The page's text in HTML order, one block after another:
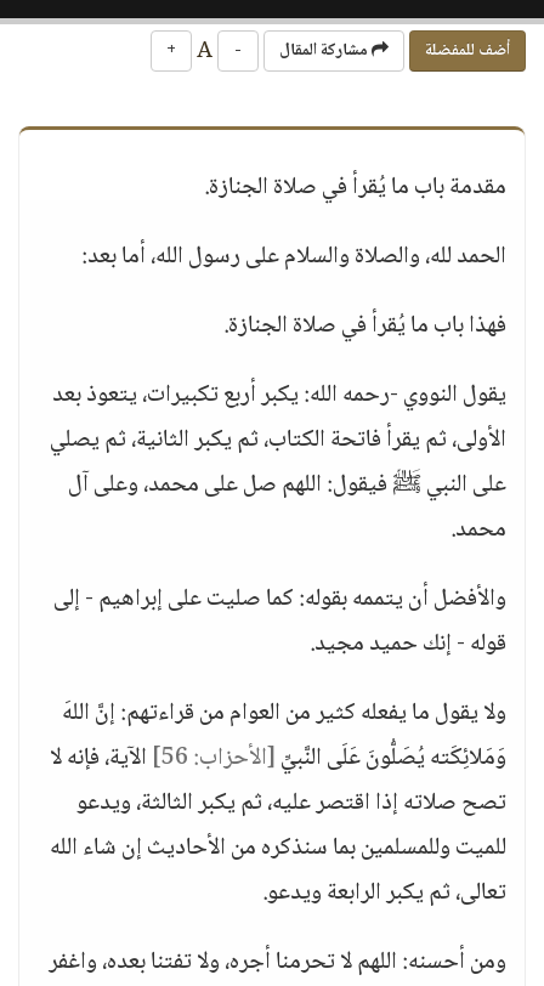
أضف للمفضلة مشاركة المقال -
+
مقدمة باب ما يُقرأ في صلاة الجنازة.
الحمد لله، والصلاة والسلام على رسول الله، أما بعد:
فهذا باب ما يُقرأ في صلاة الجنازة.
يقول النووي -رحمه الله: يكبر أربع تكبيرات، يتعوذ بعد
الأولى، ثم يقرأ فاتحة الكتاب، ثم يكبر الثانية، ثم يصلي
على النبي ﷺ فيقول: اللهم صل على محمد، وعلى آل
محمد.
والأفضل أن يتممه بقوله: كما صليت على إبراهيم - إلى
قوله - إنك حميد مجيد.
ولا يقول ما يفعله كثير من العوام من قراءتهم: إنَّ اللهَ
وَمَلائِكَته يُصَلُّونَ عَلَى النَّبيِّ[الأحزاب: 56]
الآية، فإنه لا
تصح صلاته إذا اقتصر عليه، ثم يكبر الثالثة، ويدعو
للميت وللمسلمين بما سنذكره من الأحاديث إن شاء الله
تعالى، ثم يكبر الرابعة ويدعو.
ومن أحسنه: اللهم لا تحرمنا أجره، ولا تفتنا بعده، واغفر